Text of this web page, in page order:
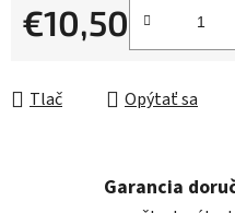
€10,50
Jednotková cena:
Tlač Opýtať sa
Garancia